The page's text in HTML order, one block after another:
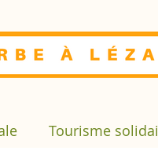
Tourisme